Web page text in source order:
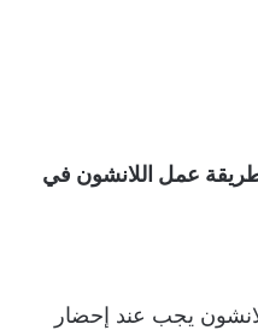
عمل اللانشون في
يجب عند إحضار